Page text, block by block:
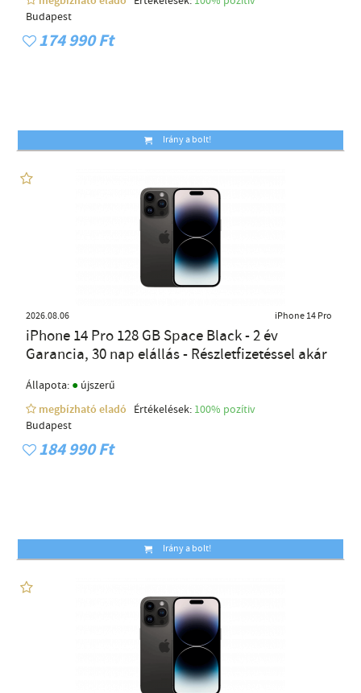
Budapest
174 990 Ft
Irány a bolt!
2026.08.06 iPhone 14 Pro
iPhone 14 Pro 128 GB Space Black - 2 év
Garancia, 30 nap elállás - Részletfizetéssel akár
Állapota: ● újszerű
megbízható eladó
Értékelések: 100% pozítiv
Budapest
184 990 Ft
Irány a bolt!